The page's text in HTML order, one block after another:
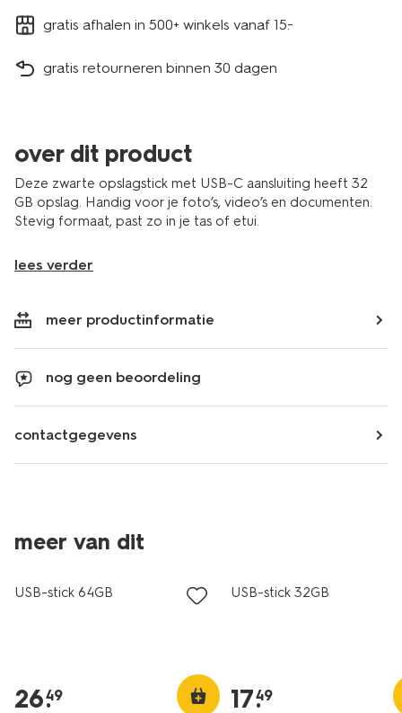
gratis afhalen in 500+ winkels vanaf 15.-
gratis retourneren binnen 30 dagen
over dit product
Deze zwarte opslagstick met USB-C aansluiting heeft 32
GB opslag. Handig voor je foto’s, video’s en documenten.
Stevig formaat, past zo in je tas of etui.
lees verder
meer productinformatie
nog geen beoordeling
contactgegevens
meer van dit
USB-stick 64GB
26.
49
USB-stick 32GB
17.
49